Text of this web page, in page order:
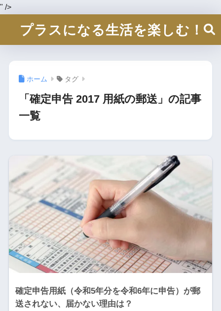
" />
プラスになる生活を楽しむ！
ホーム タグ
「確定申告 2017 用紙の郵送」の記事
一覧
確定申告用紙（令和5年分を令和6年に申告）が郵
送されない、届かない理由は？